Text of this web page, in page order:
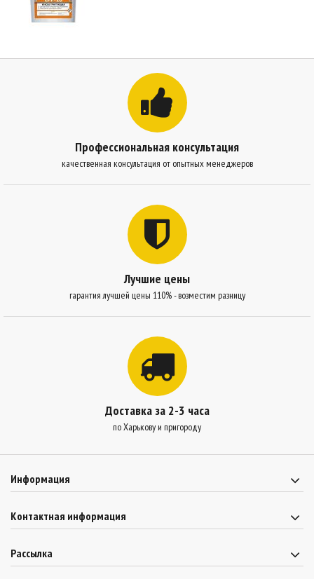
Профессиональная консультация
качественная консультация от опытных менеджеров
Лучшие цены
гарантия лучшей цены 110% - возместим разницу
Доставка за 2-3 часа
по Харькову и пригороду
Информация
Контактная информация
Рассылка